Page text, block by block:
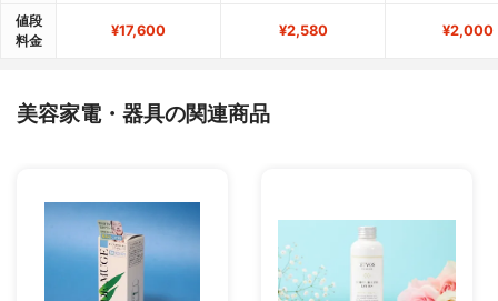
値段
料金
¥17,600 ¥2,580 ¥2,000
美容家電・器具の関連商品